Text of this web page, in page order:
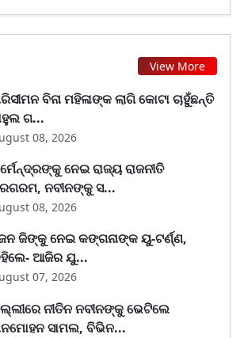
View More
ବିନା ମହିଳାଙ୍କ ଲାଗି କୋଟା ଚାହୁଁଛନ୍ତି
ଗ...
08, 2026
ନେଇ ରାଜ୍ୟ ରାଜନୀତି
ନବୀନଙ୍କୁ ସ...
08, 2026
ଜିଙ୍କୁ ନେଇ କଙ୍ଗନାଙ୍କ ୟୁ-ଟର୍ଣ୍ଣ,
ଆଜିର ଯୁ...
07, 2026
ନୀତିନ ନବୀନଙ୍କୁ ଭେଟିଲେ
ସାମଲ, ବିଭିନ...